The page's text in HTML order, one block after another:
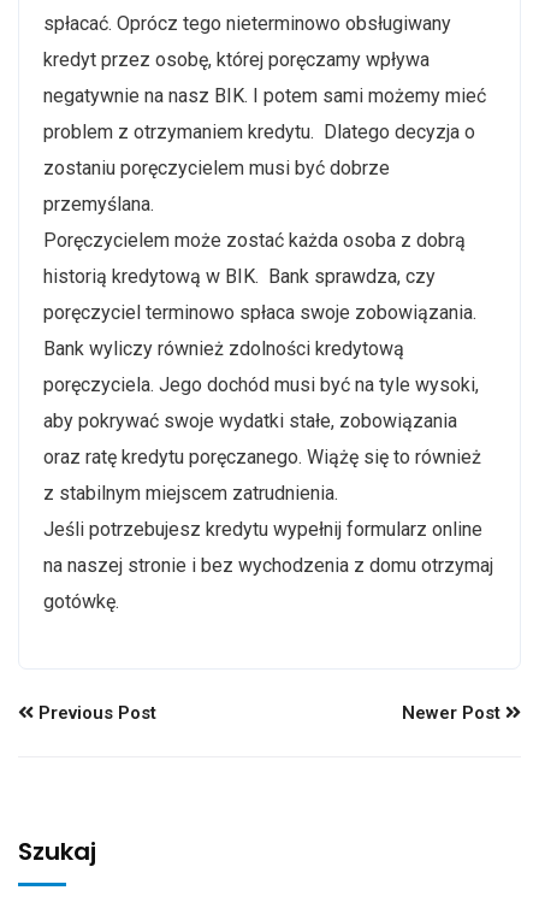
spłacać. Oprócz tego nieterminowo obsługiwany
kredyt przez osobę, której poręczamy wpływa
negatywnie na nasz BIK. I potem sami możemy mieć
problem z otrzymaniem kredytu. Dlatego decyzja o
zostaniu poręczycielem musi być dobrze
przemyślana.
Poręczycielem może zostać każda osoba z dobrą
historią kredytową w BIK. Bank sprawdza, czy
poręczyciel terminowo spłaca swoje zobowiązania.
Bank wyliczy również zdolności kredytową
poręczyciela. Jego dochód musi być na tyle wysoki,
aby pokrywać swoje wydatki stałe, zobowiązania
oraz ratę kredytu poręczanego. Wiążę się to również
z stabilnym miejscem zatrudnienia.
Jeśli potrzebujesz kredytu wypełnij formularz online
na naszej stronie i bez wychodzenia z domu otrzymaj
gotówkę.
Previous Post Newer Post
Szukaj